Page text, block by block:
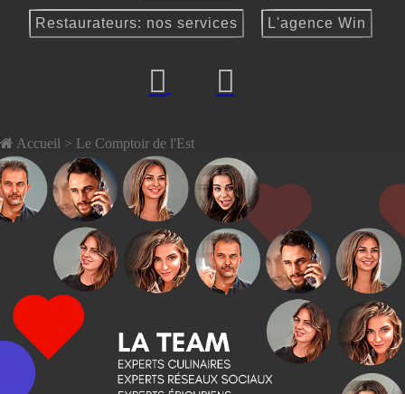
Restaurateurs: nos services L'agence Win
Accueil > Le Comptoir de l'Est